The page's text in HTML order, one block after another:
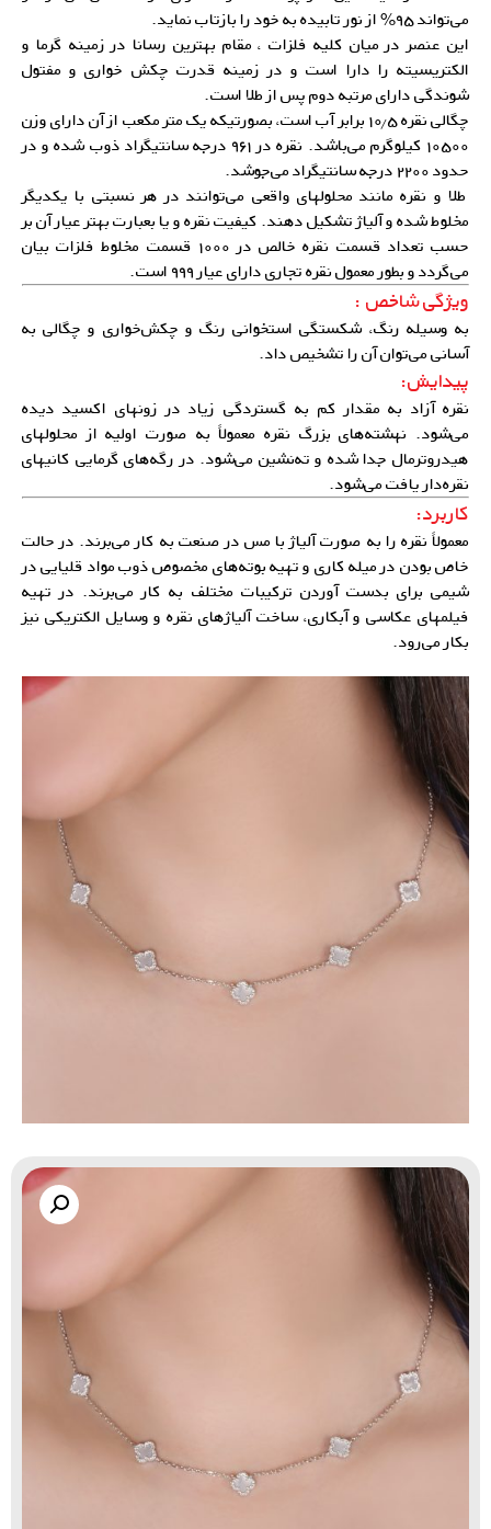
می‌تواند ۹۵% از نور تابیده به خود را بازتاب نماید.
این عنصر در میان کلیه فلزات ، مقام بهترین رسانا در زمینه گرما و
الکتریسیته را دارا است و در زمینه قدرت چکش خواری و مفتول
شوندگی دارای مرتبه دوم پس از طلا است.
چگالی نقره ۱۰٫۵ برابر آب است، بصورتیکه یک متر مکعب از آن دارای وزن
۱۰۵۰۰ کیلوگرم می‌باشد. نقره در ۹۶۱ درجه سانتیگراد ذوب شده و در
حدود ۲۲۰۰ درجه سانتیگراد می‌جوشد.
طلا و نقره مانند محلولهای واقعی می‌توانند در هر نسبتی با یکدیگر
مخلوط شده و آلیاژ تشکیل دهند. کیفیت نقره و یا بعبارت بهتر عیار آن بر
حسب تعداد قسمت نقره خالص در ۱۰۰۰ قسمت مخلوط فلزات بیان
می‌گردد و بطور معمول نقره تجاری دارای عیار ۹۹۹ است.
ویژگی شاخص :
به وسیله رنگ، شکستگی استخوانی رنگ و چکش‌خواری و چگالی به
آسانی می‌توان آن را تشخیص داد.
پیدایش:
نقره آزاد به مقدار کم به گستردگی زیاد در زونهای اکسید دیده
می‌شود. نهشته‌های بزرگ نقره معمولاً به صورت اولیه از محلولهای
هیدروترمال جدا شده و ته‌‌نشین می‌شود. در رگه‌های گرمایی کانیهای
نقره‌دار یافت می‌شود.
کاربرد:
معمولاً نقره را به صورت آلیاژ با مس در صنعت به کار می‌برند. در حالت
خاص بودن در میله کاری و تهیه بوته‌های مخصوص ذوب مواد قلیایی در
شیمی برای بدست آوردن ترکیبات مختلف به کار می‌برند. در تهیه
فیلمهای عکاسی و آبکاری، ساختآلیاژهای نقرهو وسایل الکتریکی نیز
بکار می‌رود.